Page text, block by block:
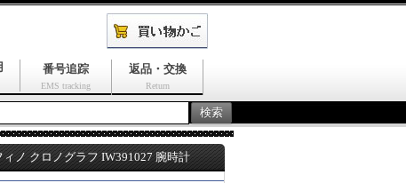
番号追踪
EMS tracking
返品・交換
Return
ノ クロノグラフ IW391027 腕時計